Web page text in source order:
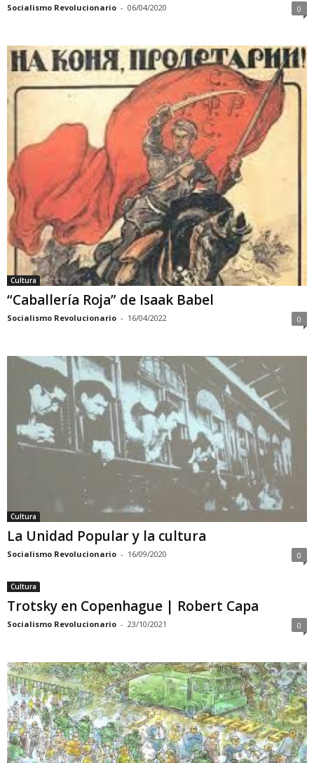
Socialismo Revolucionario - 06/04/2020 0
Cultura
“Caballería Roja” de Isaak Babel
Socialismo Revolucionario - 16/04/2022 0
Cultura
La Unidad Popular y la cultura
Socialismo Revolucionario - 16/09/2020 0
Cultura
Trotsky en Copenhague | Robert Capa
Socialismo Revolucionario - 23/10/2021 0